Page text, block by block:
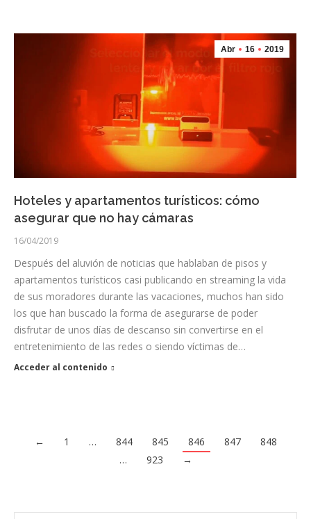
Abr 16 2019
Hoteles y apartamentos turísticos: cómo
asegurar que no hay cámaras
16/04/2019
Después del aluvión de noticias que hablaban de pisos y
apartamentos turísticos casi publicando en streaming la vida
de sus moradores durante las vacaciones, muchos han sido
los que han buscado la forma de asegurarse de poder
disfrutar de unos días de descanso sin convertirse en el
entretenimiento de las redes o siendo víctimas de…
Acceder al contenido
← 1 … 844 845 846 847
848
…
923 →